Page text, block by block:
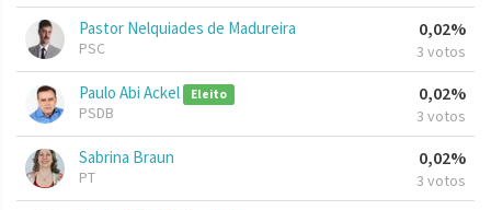
Pastor Nelquiades de Madureira
PSC
0,02%
3 votos
Paulo Abi Ackel Eleito
PSDB
0,02%
3 votos
Sabrina Braun
PT
0,02%
3 votos